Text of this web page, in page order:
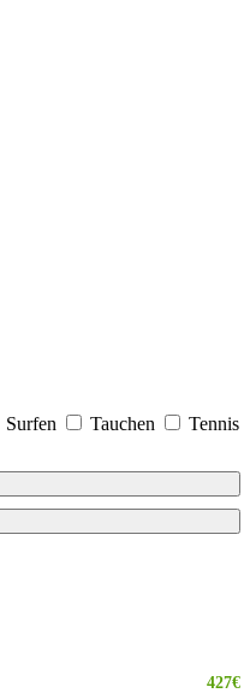
Surfen Tauchen
Tennis
427€